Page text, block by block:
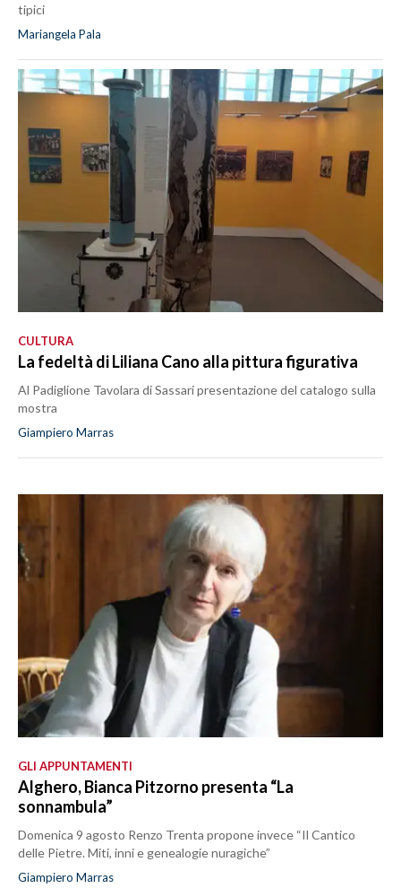
tipici
Mariangela Pala
CULTURA
La fedeltà di Liliana Cano alla pittura figurativa
Al Padiglione Tavolara di Sassari presentazione del catalogo sulla
mostra
Giampiero Marras
GLI APPUNTAMENTI
Alghero, Bianca Pitzorno presenta “La
sonnambula”
Domenica 9 agosto Renzo Trenta propone invece “Il Cantico
delle Pietre. Miti, inni e genealogie nuragiche”
Giampiero Marras